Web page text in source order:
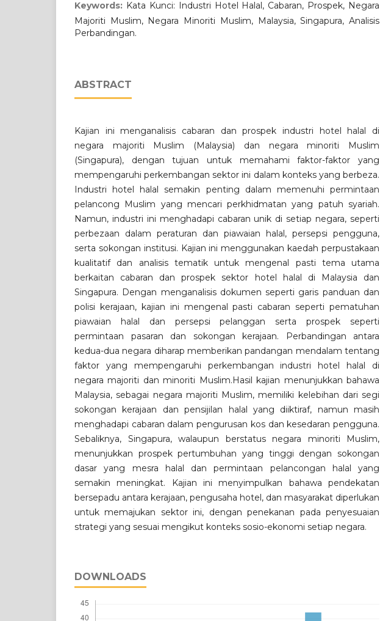
Keywords: Kata Kunci: Industri Hotel Halal, Cabaran, Prospek, Negara
Majoriti Muslim, Negara Minoriti Muslim, Malaysia, Singapura, Analisis
Perbandingan.
ABSTRACT
Kajian ini menganalisis cabaran dan prospek industri hotel halal di
negara majoriti Muslim (Malaysia) dan negara minoriti Muslim
(Singapura), dengan tujuan untuk memahami faktor-faktor yang
mempengaruhi perkembangan sektor ini dalam konteks yang berbeza.
Industri hotel halal semakin penting dalam memenuhi permintaan
pelancong Muslim yang mencari perkhidmatan yang patuh syariah.
Namun, industri ini menghadapi cabaran unik di setiap negara, seperti
perbezaan dalam peraturan dan piawaian halal, persepsi pengguna,
serta sokongan institusi. Kajian ini menggunakan kaedah perpustakaan
kualitatif dan analisis tematik untuk mengenal pasti tema utama
berkaitan cabaran dan prospek sektor hotel halal di Malaysia dan
Singapura. Dengan menganalisis dokumen seperti garis panduan dan
polisi kerajaan, kajian ini mengenal pasti cabaran seperti pematuhan
piawaian halal dan persepsi pelanggan serta prospek seperti
permintaan pasaran dan sokongan kerajaan. Perbandingan antara
kedua-dua negara diharap memberikan pandangan mendalam tentang
faktor yang mempengaruhi perkembangan industri hotel halal di
negara majoriti dan minoriti Muslim.Hasil kajian menunjukkan bahawa
Malaysia, sebagai negara majoriti Muslim, memiliki kelebihan dari segi
sokongan kerajaan dan pensijilan halal yang diiktiraf, namun masih
menghadapi cabaran dalam pengurusan kos dan kesedaran pengguna.
Sebaliknya, Singapura, walaupun berstatus negara minoriti Muslim,
menunjukkan prospek pertumbuhan yang tinggi dengan sokongan
dasar yang mesra halal dan permintaan pelancongan halal yang
semakin meningkat. Kajian ini menyimpulkan bahawa pendekatan
bersepadu antara kerajaan, pengusaha hotel, dan masyarakat diperlukan
untuk memajukan sektor ini, dengan penekanan pada penyesuaian
strategi yang sesuai mengikut konteks sosio-ekonomi setiap negara.
DOWNLOADS